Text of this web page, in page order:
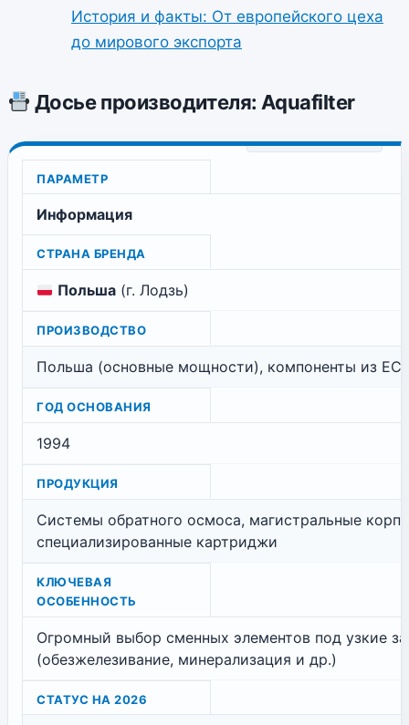
История и факты: От европейского цеха
до мирового экспорта
Досье производителя: Aquafilter
ПАРАМЕТР
Информация
СТРАНА БРЕНДА
Польша (г. Лодзь)
ПРОИЗВОДСТВО
Польша (основные мощности), компоненты из
ГОД ОСНОВАНИЯ
1994
ПРОДУКЦИЯ
Системы обратного осмоса, магистральные
специализированные картриджи
КЛЮЧЕВАЯ
ОСОБЕННОСТЬ
Огромный выбор сменных элементов под узкие
(обезжелезивание, минерализация и др.)
СТАТУС НА 2026